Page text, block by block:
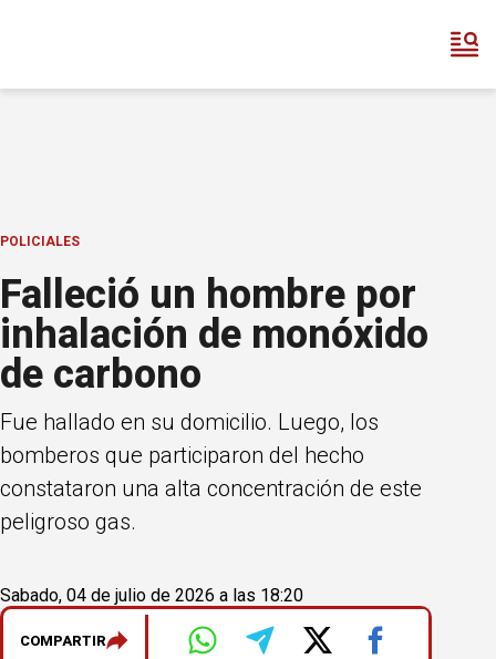
POLICIALES
Falleció un hombre por
inhalación de monóxido
de carbono
Fue hallado en su domicilio. Luego, los
bomberos que participaron del hecho
constataron una alta concentración de este
peligroso gas.
Sabado, 04 de julio de 2026 a las 18:20
COMPARTIR